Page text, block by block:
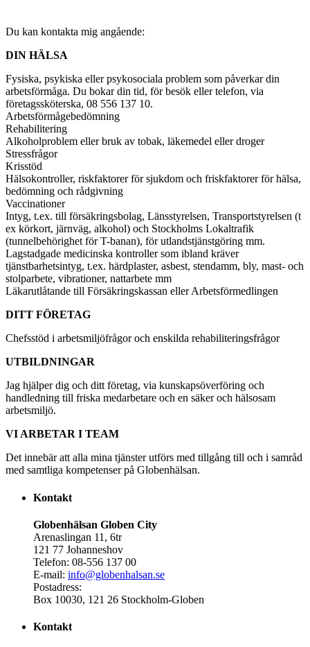
Du kan kontakta mig angående:
DIN HÄLSA
Fysiska, psykiska eller psykosociala problem som påverkar din
arbetsförmåga. Du bokar din tid, för besök eller telefon, via
företagssköterska, 08 556 137 10.
Arbetsförmågebedömning
Rehabilitering
Alkoholproblem eller bruk av tobak, läkemedel eller droger
Stressfrågor
Krisstöd
Hälsokontroller, riskfaktorer för sjukdom och friskfaktorer för hälsa,
bedömning och rådgivning
Vaccinationer
Intyg, t.ex. till försäkringsbolag, Länsstyrelsen, Transportstyrelsen (t
ex körkort, järnväg, alkohol) och Stockholms Lokaltrafik
(tunnelbehörighet för T-banan), för utlandstjänstgöring mm.
Lagstadgade medicinska kontroller som ibland kräver
tjänstbarhetsintyg, t.ex. härdplaster, asbest, stendamm, bly, mast- och
stolparbete, vibrationer, nattarbete mm
Läkarutlåtande till Försäkringskassan eller Arbetsförmedlingen
DITT FÖRETAG
Chefsstöd i arbetsmiljöfrågor och enskilda rehabiliteringsfrågor
UTBILDNINGAR
Jag hjälper dig och ditt företag, via kunskapsöverföring och
handledning till friska medarbetare och en säker och hälsosam
arbetsmiljö.
VI ARBETAR I TEAM
Det innebär att alla mina tjänster utförs med tillgång till och i samråd
med samtliga kompetenser på Globenhälsan.
Kontakt
Globenhälsan Globen City
Arenaslingan 11, 6tr
121 77 Johanneshov
Telefon: 08-556 137 00
E-mail: info@globenhalsan.se
Postadress:
Box 10030, 121 26 Stockholm-Globen
Kontakt